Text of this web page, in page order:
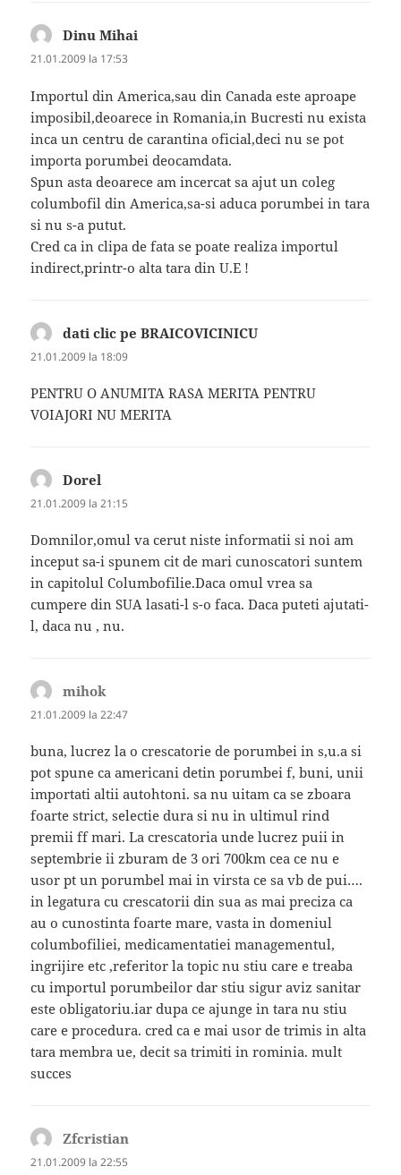
Dinu Mihai
21.01.2009 la 17:53
Importul din America,sau din Canada este aproape
imposibil,deoarece in Romania,in Bucresti nu exista
inca un centru de carantina oficial,deci nu se pot
importa porumbei deocamdata.
Spun asta deoarece am incercat sa ajut un coleg
columbofil din America,sa-si aduca porumbei in tara
si nu s-a putut.
Cred ca in clipa de fata se poate realiza importul
indirect,printr-o alta tara din U.E !
dati clic pe BRAICOVICINICU
21.01.2009 la 18:09
PENTRU O ANUMITA RASA MERITA PENTRU
VOIAJORI NU MERITA
Dorel
21.01.2009 la 21:15
Domnilor,omul va cerut niste informatii si noi am
inceput sa-i spunem cit de mari cunoscatori suntem
in capitolul Columbofilie.Daca omul vrea sa
cumpere din SUA lasati-l s-o faca. Daca puteti ajutati-
l, daca nu , nu.
mihok
21.01.2009 la 22:47
buna, lucrez la o crescatorie de porumbei in s,u.a si
pot spune ca americani detin porumbei f, buni, unii
importati altii autohtoni. sa nu uitam ca se zboara
foarte strict, selectie dura si nu in ultimul rind
premii ff mari. La crescatoria unde lucrez puii in
septembrie ii zburam de 3 ori 700km cea ce nu e
usor pt un porumbel mai in virsta ce sa vb de pui….
in legatura cu crescatorii din sua as mai preciza ca
au o cunostinta foarte mare, vasta in domeniul
columbofiliei, medicamentatiei managementul,
ingrijire etc ,referitor la topic nu stiu care e treaba
cu importul porumbeilor dar stiu sigur aviz sanitar
este obligatoriu.iar dupa ce ajunge in tara nu stiu
care e procedura. cred ca e mai usor de trimis in alta
tara membra ue, decit sa trimiti in rominia. mult
succes
Zfcristian
21.01.2009 la 22:55